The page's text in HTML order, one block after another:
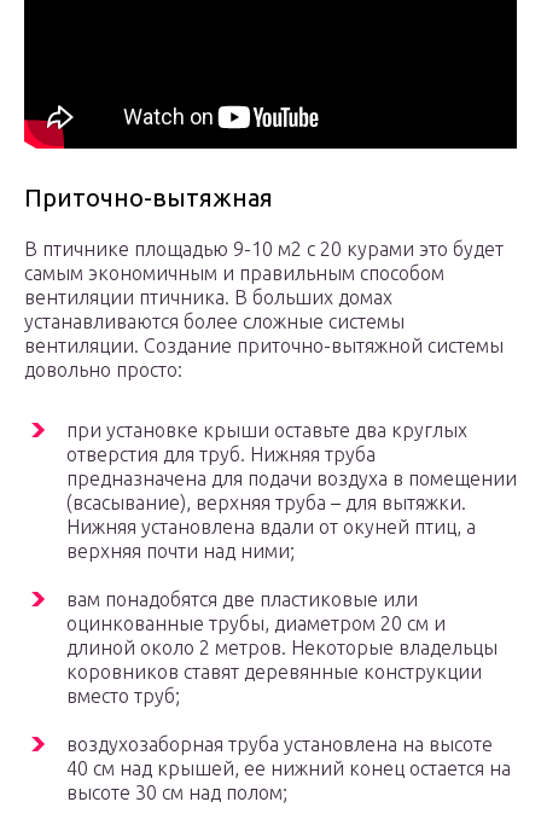
Приточно-вытяжная
В птичнике площадью 9-10 м2 с 20 курами это будет
самым экономичным и правильным способом
вентиляции птичника. В больших домах
устанавливаются более сложные системы
вентиляции. Создание приточно-вытяжной системы
довольно просто:
при установке крыши оставьте два круглых
отверстия для труб. Нижняя труба
предназначена для подачи воздуха в помещении
(всасывание), верхняя труба – для вытяжки.
Нижняя установлена вдали от окуней птиц, а
верхняя почти над ними;
вам понадобятся две пластиковые или
оцинкованные трубы, диаметром 20 см и
длиной около 2 метров. Некоторые владельцы
коровников ставят деревянные конструкции
вместо труб;
воздухозаборная труба установлена на высоте
40 см над крышей, ее нижний конец остается на
высоте 30 см над полом;